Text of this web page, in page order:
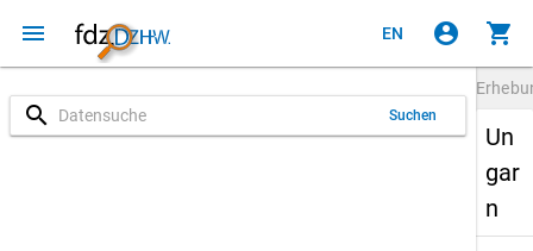
menu EN account_circle shopping_cart
search Suchen
Un
gar
n